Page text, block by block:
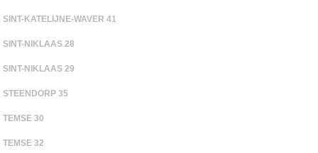
SINT-KATELIJNE-WAVER 41
SINT-NIKLAAS 28
SINT-NIKLAAS 29
STEENDORP 35
TEMSE 30
TEMSE 32